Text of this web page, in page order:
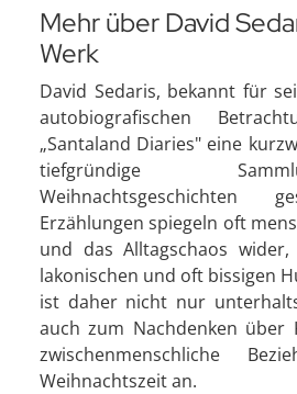
Mehr über David
Werk
David Sedaris, bekannt für
autobiografischen
„Santaland Diaries" eine
tiefgründige
Weihnachtsgeschichten
Erzählungen spiegeln oft
und das Alltagschaos
lakonischen und oft bissigen
ist daher nicht nur
auch zum Nachdenken über
zwischenmenschliche
Weihnachtszeit an.